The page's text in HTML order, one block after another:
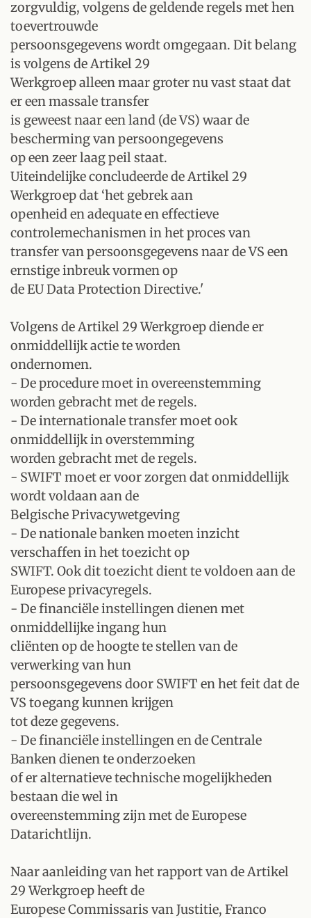
zorgvuldig, volgens de geldende regels met hen
toevertrouwde
persoonsgegevens wordt omgegaan. Dit belang
is volgens de Artikel 29
Werkgroep alleen maar groter nu vast staat dat
er een massale transfer
is geweest naar een land (de VS) waar de
bescherming van persoongegevens
op een zeer laag peil staat.
Uiteindelijke concludeerde de Artikel 29
Werkgroep dat ‘het gebrek aan
openheid en adequate en effectieve
controlemechanismen in het proces van
transfer van persoonsgegevens naar de VS een
ernstige inbreuk vormen op
de EU Data Protection Directive.'
Volgens de Artikel 29 Werkgroep diende er
onmiddellijk actie te worden
ondernomen.
- De procedure moet in overeenstemming
worden gebracht met de regels.
- De internationale transfer moet ook
onmiddellijk in overstemming
worden gebracht met de regels.
- SWIFT moet er voor zorgen dat onmiddellijk
wordt voldaan aan de
Belgische Privacywetgeving
- De nationale banken moeten inzicht
verschaffen in het toezicht op
SWIFT. Ook dit toezicht dient te voldoen aan de
Europese privacyregels.
- De financiële instellingen dienen met
onmiddellijke ingang hun
cliënten op de hoogte te stellen van de
verwerking van hun
persoonsgegevens door SWIFT en het feit dat de
VS toegang kunnen krijgen
tot deze gegevens.
- De financiële instellingen en de Centrale
Banken dienen te onderzoeken
of er alternatieve technische mogelijkheden
bestaan die wel in
overeenstemming zijn met de Europese
Datarichtlijn.
Naar aanleiding van het rapport van de Artikel
29 Werkgroep heeft de
Europese Commissaris van Justitie, Franco